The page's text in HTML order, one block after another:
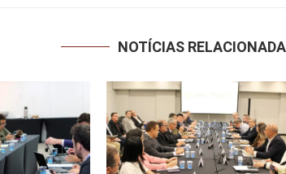
NOTÍCIAS